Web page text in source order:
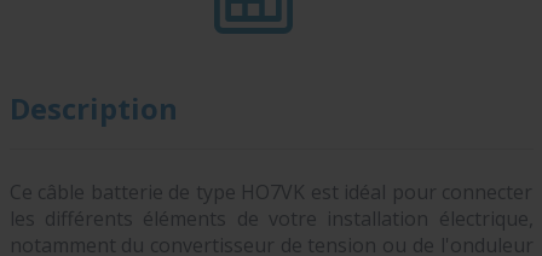
Description
Ce câble batterie de type HO7VK est idéal pour connecter
les différents éléments de votre installation électrique,
notamment du convertisseur de tension ou de l'onduleur